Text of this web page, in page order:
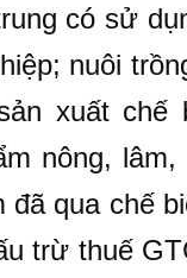
có sử
nuôi
xuất chế
nông,
đã qua chế
trừ thuế